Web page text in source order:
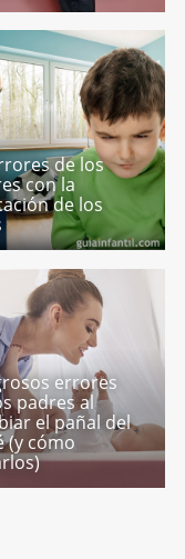
de los
con la
de los
errores
padres al
el pañal del
(y cómo